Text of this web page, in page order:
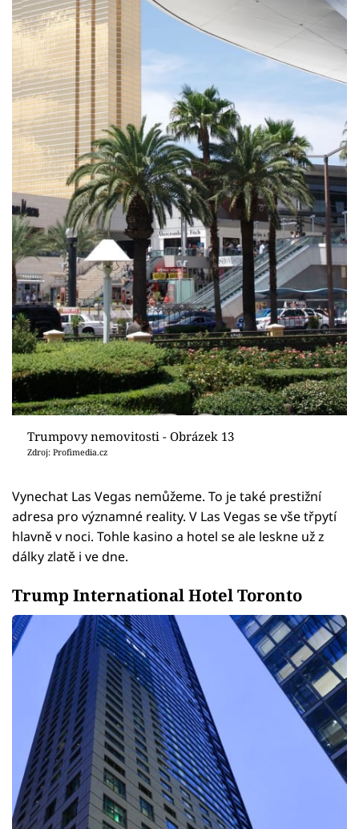
Trumpovy nemovitosti - Obrázek 13
Zdroj: Profimedia.cz
Vynechat Las Vegas nemůžeme. To je také prestižní
adresa pro významné reality. V Las Vegas se vše třpytí
hlavně v noci. Tohle kasino a hotel se ale leskne už z
dálky zlatě i ve dne.
Trump International Hotel Toronto